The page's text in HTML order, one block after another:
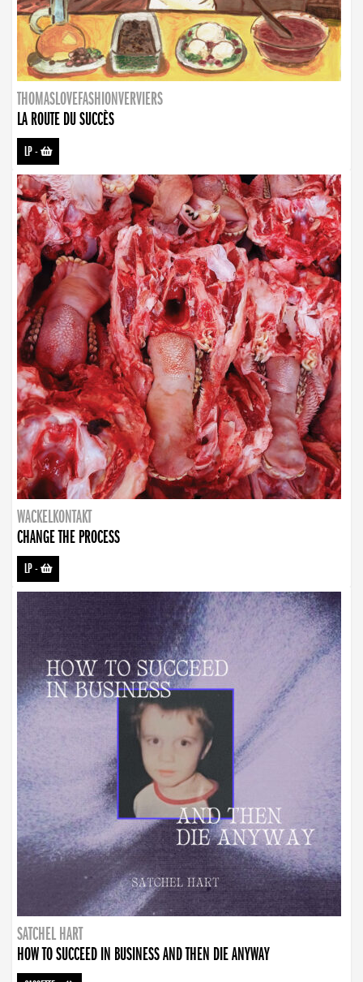
THOMASLOVEFASHIONVERVIERS
LA ROUTE DU SUCCÈS
LP-
WACKELKONTAKT
CHANGE THE PROCESS
LP-
SATCHEL HART
HOW TO SUCCEED IN BUSINESS AND THEN DIE ANYWAY